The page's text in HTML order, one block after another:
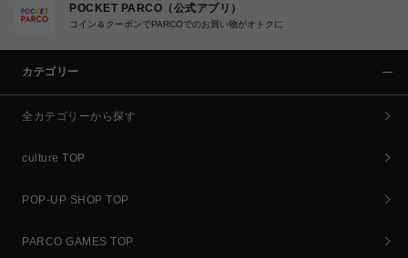
POCKET PARCO（公式アプリ）
コイン＆クーポンでPARCOでのお買い物がオトクに
カテゴリー
全カテゴリーから探す
culture TOP
POP-UP SHOP TOP
PARCO GAMES TOP